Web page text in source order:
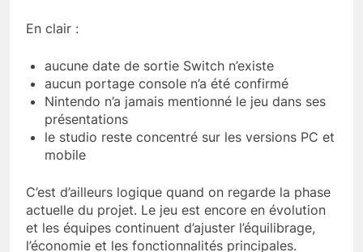
En clair :
aucune date de sortie Switch n’existe
aucun portage console n’a été confirmé
Nintendo n’a jamais mentionné le jeu dans ses
présentations
le studio reste concentré sur les versions PC et
mobile
C’est d’ailleurs logique quand on regarde la phase
actuelle du projet. Le jeu est encore en évolution
et les équipes continuent d’ajuster l’équilibrage,
l’économie et les fonctionnalités principales.